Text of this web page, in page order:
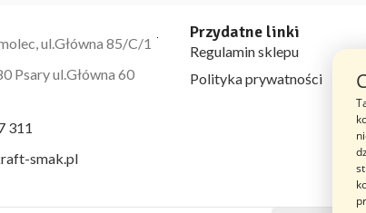
ul.Główna 85/C/1
Psary ul.Główna 60
311
smak.pl
Przydatne linki
Regulamin sklepu
Polityka prywatności